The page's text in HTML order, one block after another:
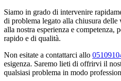
Siamo in grado di intervenire
di problema legato alla chiusura delle
alla nostra esperienza e competenza,
rapido e di qualità.
Non esitate a contattarci allo
esigenza. Saremo lieti di offrirvi il
qualsiasi problema in modo